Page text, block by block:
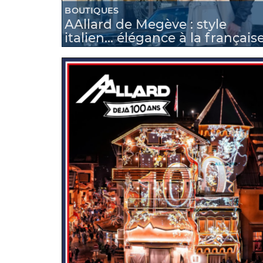
BOUTIQUES
AAllard de Megève : style
italien… élégance à la